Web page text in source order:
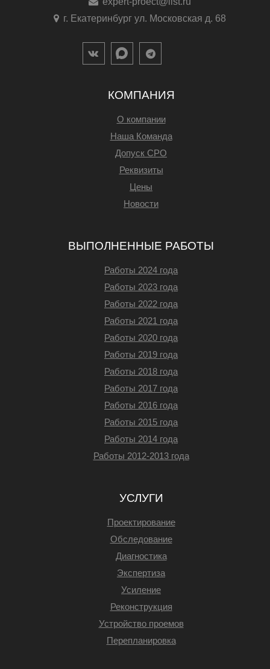
г. Екатеринбург ул. Московская д. 68
КОМПАНИЯ
О компании
Наша Команда
Допуск СРО
Реквизиты
Цены
Новости
ВЫПОЛНЕННЫЕ РАБОТЫ
Работы 2024 года
Работы 2023 года
Работы 2022 года
Работы 2021 года
Работы 2020 года
Работы 2019 года
Работы 2018 года
Работы 2017 года
Работы 2016 года
Работы 2015 года
Работы 2014 года
Работы 2012-2013 года
УСЛУГИ
Проектирование
Обследование
Диагностика
Экспертиза
Усиление
Реконструкция
Устройство проемов
Перепланировка